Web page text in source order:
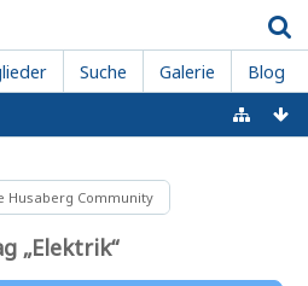
Suche Galerie Blog
Husaberg Community
„Elektrik“